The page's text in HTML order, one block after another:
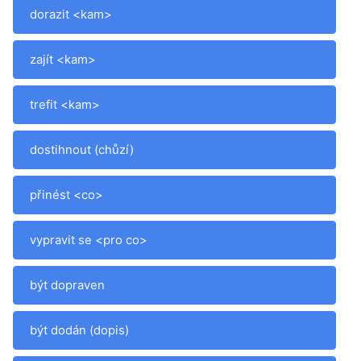
dorazit <kam>
zajít <kam>
trefit <kam>
dostihnout (chůzí)
přinést <co>
vypravit se <pro co>
být dopraven
být dodán (dopis)